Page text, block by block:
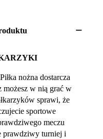
nożna dostarcza
możesz w nią grać w
sprawi, że
sportowe
meczu
prawdziwy turniej i